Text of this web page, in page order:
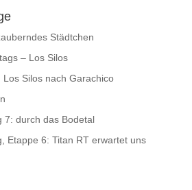
Städtchen
– Los Silos
Los Silos nach Garachico
7: durch das Bodetal
Etappe 6: Titan RT erwartet uns